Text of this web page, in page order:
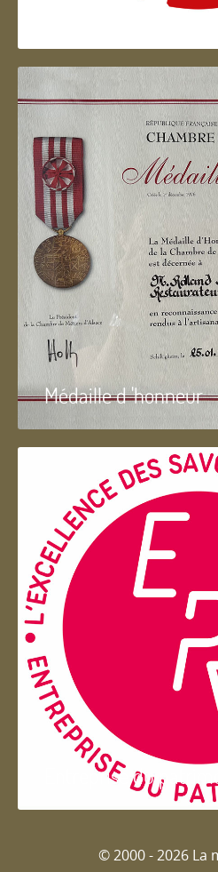
Artisan d'Alsace
Médaille d 'honneur
Entreprise du
© 2000 - 2026 La